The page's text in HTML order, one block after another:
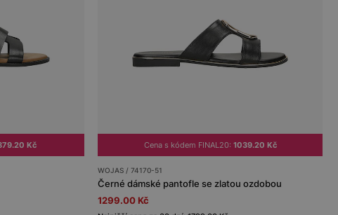
Kč Cena s kódem FINAL20: 1039.20 Kč
WOJAS / 74170-51
Černé dámské pantofle se zlatou ozdobou
1299.00 Kč